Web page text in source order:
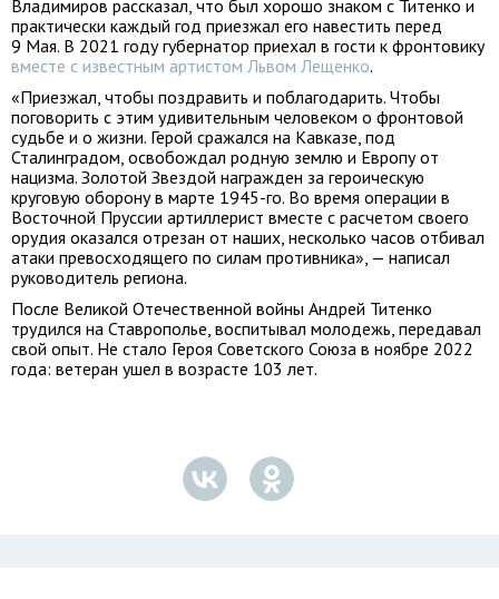
Владимиров рассказал, что был хорошо знаком с Титенко и
практически каждый год приезжал его навестить перед
9 Мая. В 2021 году губернатор приехал в гости к фронтовику
вместе с известным артистом Львом Лещенко.
«Приезжал, чтобы поздравить и поблагодарить. Чтобы
поговорить с этим удивительным человеком о фронтовой
судьбе и о жизни. Герой сражался на Кавказе, под
Сталинградом, освобождал родную землю и Европу от
нацизма. Золотой Звездой награжден за героическую
круговую оборону в марте 1945-го. Во время операции в
Восточной Пруссии артиллерист вместе с расчетом своего
орудия оказался отрезан от наших, несколько часов отбивал
атаки превосходящего по силам противника», — написал
руководитель региона.
После Великой Отечественной войны Андрей Титенко
трудился на Ставрополье, воспитывал молодежь, передавал
свой опыт. Не стало Героя Советского Союза в ноябре 2022
года: ветеран ушел в возрасте 103 лет.